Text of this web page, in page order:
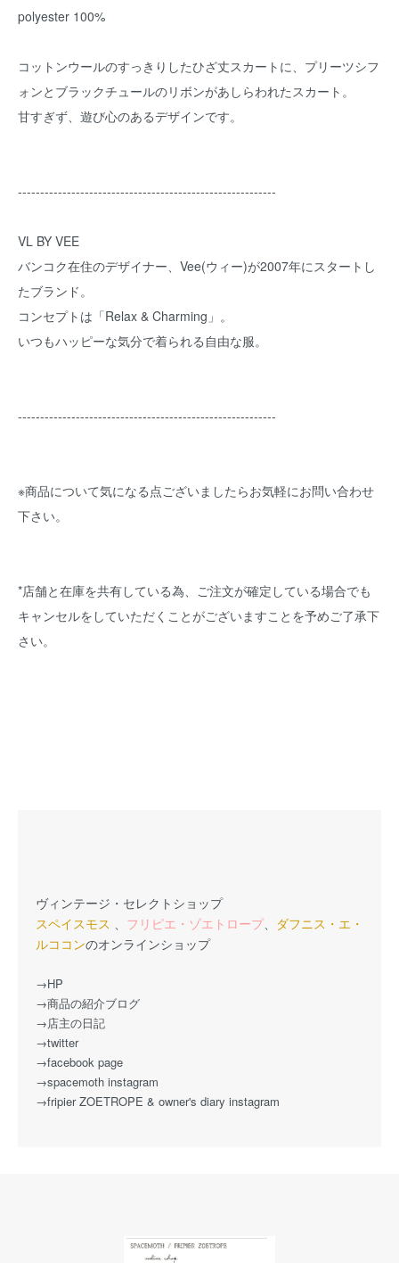
polyester 100%
コットンウールのすっきりしたひざ丈スカートに、プリーツシフ
ォンとブラックチュールのリボンがあしらわれたスカート。
甘すぎず、遊び心のあるデザインです。
----------------------------------------------------------
VL BY VEE
バンコク在住のデザイナー、Vee(ウィー)が2007年にスタートし
たブランド。
コンセプトは「Relax & Charming」。
いつもハッピーな気分で着られる自由な服。
----------------------------------------------------------
※商品について気になる点ございましたらお気軽にお問い合わせ
下さい。
*店舗と在庫を共有している為、ご注文が確定している場合でも
キャンセルをしていただくことがございますことを予めご了承下
さい。
ヴィンテージ・セレクトショップ
スペイスモス 、 フリピエ・ゾエトロープ、 ダフニス・エ・
ルココンのオンラインショップ
→HP
→商品の紹介ブログ
→店主の日記
→twitter
→facebook page
→spacemoth instagram
→fripier ZOETROPE & owner's diary instagram